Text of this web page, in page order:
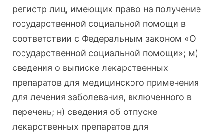
регистр лиц, имеющих право на получение
государственной социальной помощи в
соответствии с Федеральным законом «О
государственной социальной помощи»; м)
сведения о выписке лекарственных
препаратов для медицинского применения
для лечения заболевания, включенного в
перечень; н) сведения об отпуске
лекарственных препаратов для